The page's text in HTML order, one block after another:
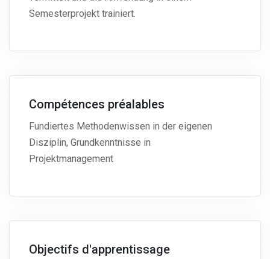
Semesterprojekt trainiert.
Compétences préalables
Fundiertes Methodenwissen in der eigenen
Disziplin, Grundkenntnisse in
Projektmanagement
Objectifs d'apprentissage